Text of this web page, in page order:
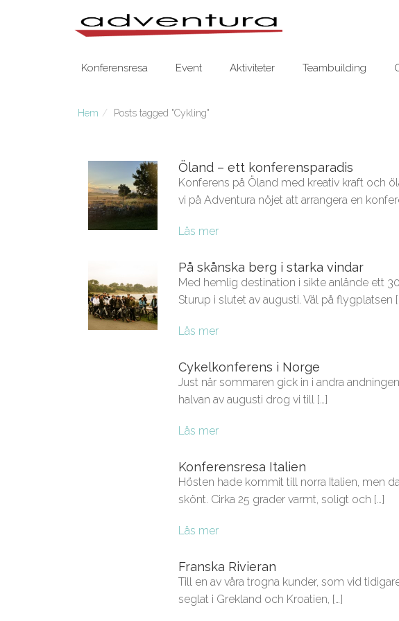
Konferensresa Event Aktiviteter Teambuilding
Hem Posts tagged "Cykling"
Öland – ett konferensparadis
Konferens på Öland med kreativ kraft och
vi på Adventura nöjet att arrangera en
Läs mer
På skånska berg i starka vindar
Med hemlig destination i sikte anlände ett
Sturup i slutet av augusti. Väl på flygplatsen
Läs mer
Cykelkonferens i Norge
Just när sommaren gick in i andra
halvan av augusti drog vi till […]
Läs mer
Konferensresa Italien
Hösten hade kommit till norra Italien, men
skönt. Cirka 25 grader varmt, soligt och […]
Läs mer
Franska Rivieran
Till en av våra trogna kunder, som vid
seglat i Grekland och Kroatien, […]